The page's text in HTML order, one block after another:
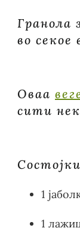
Гранола
во секое
Оваа
сити
1
1